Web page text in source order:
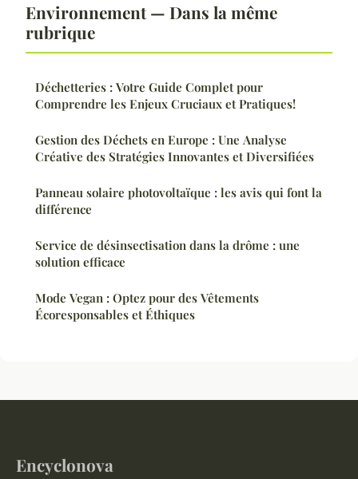
Environnement — Dans la même
rubrique
Déchetteries : Votre Guide Complet pour
Comprendre les Enjeux Cruciaux et Pratiques!
Gestion des Déchets en Europe : Une Analyse
Créative des Stratégies Innovantes et Diversifiées
Panneau solaire photovoltaïque : les avis qui font la
différence
Service de désinsectisation dans la drôme : une
solution efficace
Mode Vegan : Optez pour des Vêtements
Écoresponsables et Éthiques
Encyclonova